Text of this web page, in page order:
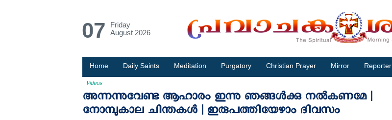
07
Friday
August 2026
Home Daily Saints Meditation Purgatory Christian Prayer Mirror Reporter
Videos
അന്നന്നുവേണ്ട ആഹാരം ഇന്നു ഞങ്ങൾക്കു നൽകണമേ |
നോമ്പുകാല ചിന്തകൾ | ഇരുപത്തിയേഴാം ദിവസം